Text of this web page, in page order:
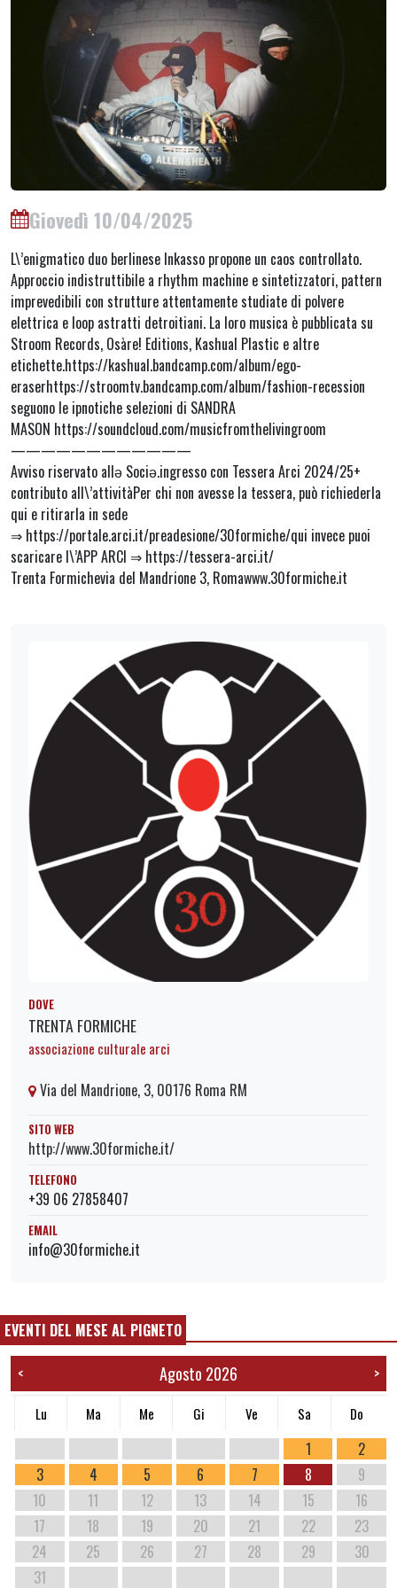
Giovedì 10/04/2025
L\’enigmatico duo berlinese Inkasso propone un caos controllato.
Approccio indistruttibile a rhythm machine e sintetizzatori, pattern
imprevedibili con strutture attentamente studiate di polvere
elettrica e loop astratti detroitiani. La loro musica è pubblicata su
Stroom Records, Osàre! Editions, Kashual Plastic e altre
etichette.https://kashual.bandcamp.com/album/ego-
eraserhttps://stroomtv.bandcamp.com/album/fashion-recession
seguono le ipnotiche selezioni di SANDRA
MASON https://soundcloud.com/musicfromthelivingroom
————————————
Avviso riservato allǝ Sociǝ.ingresso con Tessera Arci 2024/25+
contributo all\’attivitàPer chi non avesse la tessera, può richiederla
qui e ritirarla in sede
⇒ https://portale.arci.it/preadesione/30formiche/qui invece puoi
scaricare l\’APP ARCI ⇒ https://tessera-arci.it/
Trenta Formichevia del Mandrione 3, Romawww.30formiche.it
DOVE
TRENTA FORMICHE
associazione culturale arci
Via del Mandrione, 3, 00176 Roma RM
SITO WEB
http://www.30formiche.it/
TELEFONO
+39 06 27858407
EMAIL
info@30formiche.it
EVENTI DEL MESE AL PIGNETO
< Agosto 2026 >
Lu Ma Me Gi Ve Sa Do
1
2
3
4 5 6 7 8
9
10
11 12 13 14 15
16
17
18 19 20 21 22
23
24
25 26 27 28 29
30
31